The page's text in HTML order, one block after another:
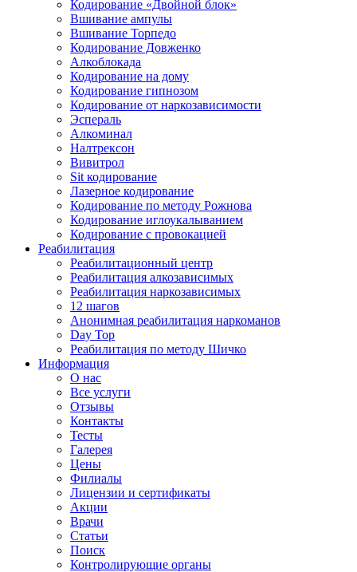
Кодирование «Двойной блок»
Вшивание ампулы
Вшивание Торпедо
Кодирование Довженко
Алкоблокада
Кодирование на дому
Кодирование гипнозом
Кодирование от наркозависимости
Эспераль
Алкоминал
Налтрексон
Вивитрол
Sit кодирование
Лазерное кодирование
Кодирование по методу Рожнова
Кодирование иглоукалыванием
Кодирование с провокацией
Реабилитация
Реабилитационный центр
Реабилитация алкозависимых
Реабилитация наркозависимых
12 шагов
Анонимная реабилитация наркоманов
Day Top
Реабилитация по методу Шичко
Информация
О нас
Все услуги
Отзывы
Контакты
Тесты
Галерея
Цены
Филиалы
Лицензии и сертификаты
Акции
Врачи
Статьи
Поиск
Контролирующие органы